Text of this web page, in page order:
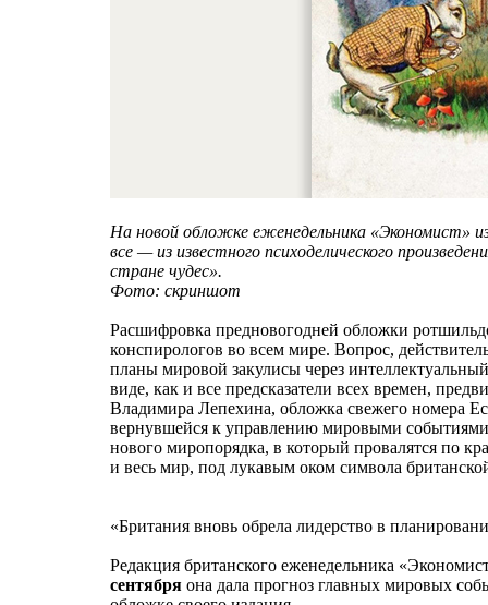
На новой обложке еженедельника «Экономист»
все — из известного психоделического
стране чудес».
Фото: скриншот
Расшифровка предновогодней обложки
конспирологов во всем мире. Вопрос,
планы мировой закулисы через
виде, как и все предсказатели всех времен,
Владимира Лепехина, обложка свежего номера
вернувшейся к управлению мировыми
нового миропорядка, в который провалятся по
и весь мир, под лукавым оком символа
«Британия вновь обрела лидерство в
Редакция британского еженедельника
сентября она дала прогноз главных мировых